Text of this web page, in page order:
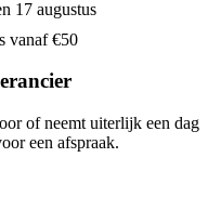
17 augustus
vanaf €50
of neemt uiterlijk een dag
een afspraak.